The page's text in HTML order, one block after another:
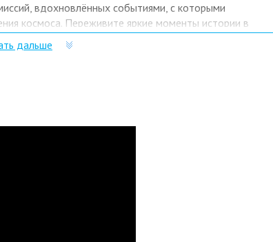
вдохновлённых событиями, с которыми
космоса. Переживите яркие моменты истории в
в открытый космос, разбейтесь в лепёшку при
гонки. Новые детали и скафандры
Making History Expansion нужно
дальше